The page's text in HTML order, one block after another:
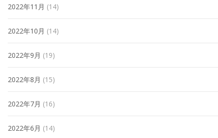
2022年11月 (14)
2022年10月 (14)
2022年9月 (19)
2022年8月 (15)
2022年7月 (16)
2022年6月 (14)